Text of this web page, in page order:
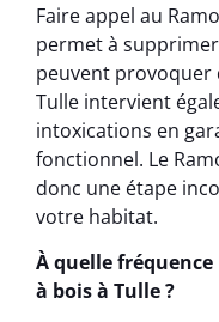
Faire appel au
permet à
peuvent provoquer
Tulle intervient
intoxications en
fonctionnel. Le
donc une étape
votre habitat.
À quelle
à bois à Tulle ?